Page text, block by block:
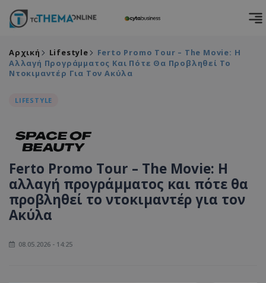
Αρχική Lifestyle
Ferto Promo Tour – The Movie: Η
Αλλαγή Προγράμματος Και Πότε Θα Προβληθεί Το
Ντοκιμαντέρ Για Τον Ακύλα
LIFESTYLE
Ferto Promo Tour – The Movie: Η
αλλαγή προγράμματος και πότε θα
προβληθεί το ντοκιμαντέρ για τον
Ακύλα
08.05.2026 - 14:25